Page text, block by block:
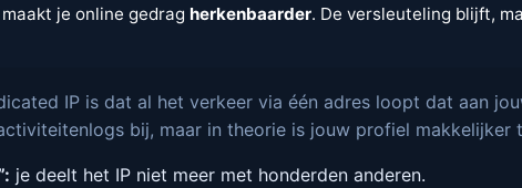
je online gedrag herkenbaarder. De versleuteling blijft,
IP is dat al het verkeer via één adres loopt dat aan
bij, maar in theorie is jouw profiel makkelijker
je deelt het IP niet meer met honderden anderen.